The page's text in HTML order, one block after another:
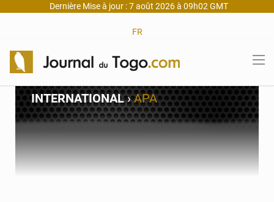
Dernière Mise à jour : 7 août 2026 à 09h02 GMT
FR
INTERNATIONAL›APA